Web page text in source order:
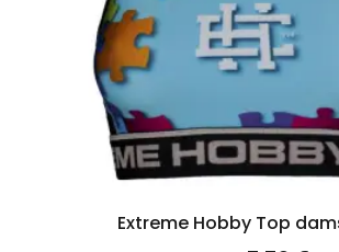
Extreme Hobby Top